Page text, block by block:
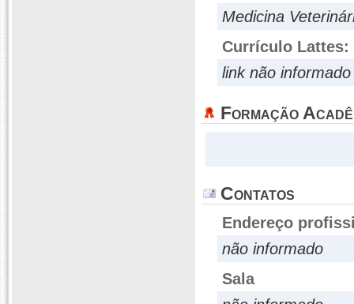
Medicina
Currículo Lattes:
link não informado
Formação
Contatos
Endereço
não informado
Sala